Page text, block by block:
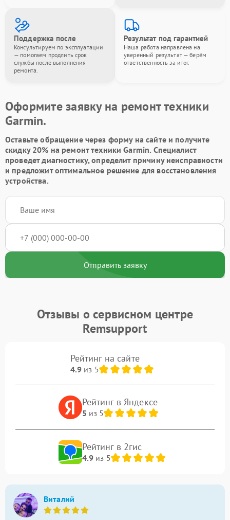
Поддержка после
Консультируем по эксплуатации
— помогаем продлить срок
службы после выполнения
ремонта.
Результат под гарантией
Наша работа направлена на
уверенный результат — берём
ответственность за итог.
Оформите заявку на ремонт техники
Garmin.
Оставьте обращение через форму на сайте и получите
скидку 20% на ремонт техники Garmin. Специалист
проведет диагностику, определит причину неисправности
и предложит оптимальное решение для восстановления
устройства.
Отправить заявку
Отзывы о сервисном центре
Remsupport
Рейтинг на сайте
4.9из 5
Рейтинг в Яндексе
5 из 5
Рейтинг в 2гис
4.9из 5
Виталий